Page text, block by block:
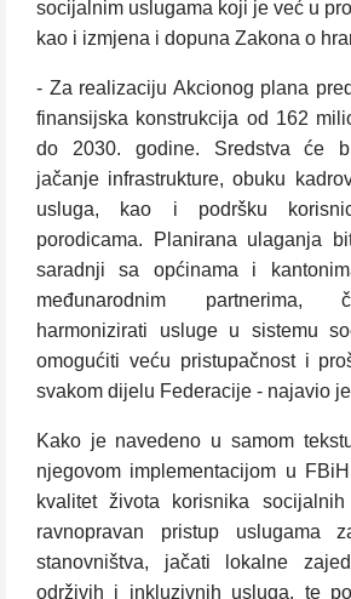
socijalnim uslugama koji je već u
kao i izmjena i dopuna Zakona o
- Za realizaciju Akcionog plana
finansijska konstrukcija od 162
do 2030. godine. Sredstva će
jačanje infrastrukture, obuku
usluga, kao i podršku
porodicama. Planirana ulaganja
saradnji sa općinama i
međunarodnim partnerima,
harmonizirati usluge u sistemu
omogućiti veću pristupačnost i
svakom dijelu Federacije - najavio
Kako je navedeno u samom
njegovom implementacijom u
kvalitet života korisnika
ravnopravan pristup uslugama
stanovništva, jačati lokalne
održivih i inkluzivnih usluga, te